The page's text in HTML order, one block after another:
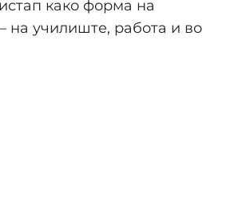
како форма на
на училиште, работа и во